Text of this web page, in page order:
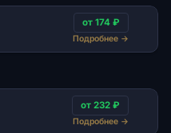
от 174 ₽
Подробнее →
от 232 ₽
Подробнее →